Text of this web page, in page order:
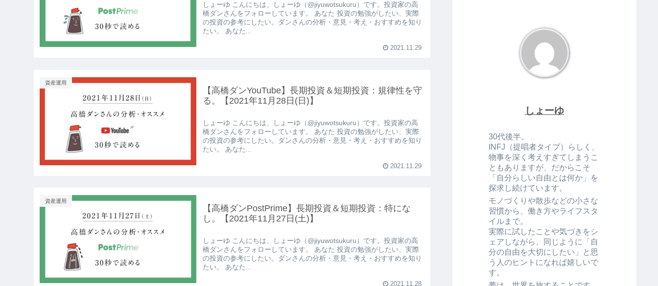
しょーゆ こんにちは、しょーゆ（@jiyuwotsukuru）です。投資家の高
橋ダンさんをフォローしています。 あなた 投資の勉強がしたい、実際
の投資の参考にしたい。ダンさんの分析・意見・考え・おすすめを知り
たい。 あなた...
2021.11.29
資産運用
【高橋ダンYouTube】長期投資＆短期投資：規律性を守
る。【2021年11月28日(日)】
しょーゆ こんにちは、しょーゆ（@jiyuwotsukuru）です。投資家の高
橋ダンさんをフォローしています。 あなた 投資の勉強がしたい、実際
の投資の参考にしたい。ダンさんの分析・意見・考え・おすすめを知り
たい。 あなた...
2021.11.29
資産運用
【高橋ダンPostPrime】長期投資＆短期投資：特にな
し。【2021年11月27日(土)】
しょーゆ こんにちは、しょーゆ（@jiyuwotsukuru）です。投資家の高
橋ダンさんをフォローしています。 あなた 投資の勉強がしたい、実際
の投資の参考にしたい。ダンさんの分析・意見・考え・おすすめを知り
たい。 あなた...
2021.11.28
しょーゆ
30代後半。
INFJ（提唱者タイプ）らしく、
物事を深く考えすぎてしまうこ
ともありますが、だからこそ
「自分らしい自由とは何か」を
探求し続けています。
モノづくりや散歩などの小さな
習慣から、働き方やライフスタ
イルまで。
実際に試したことや気づきをシ
ェアしながら、同じように「自
分の自由を大切にしたい」と思
う人のヒントになれば嬉しいで
す。